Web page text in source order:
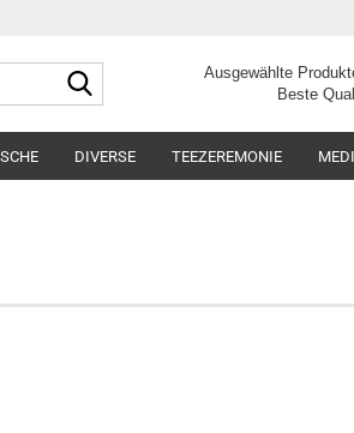
Ausgewählte
Beste
DIVERSE TEEZEREMONIE